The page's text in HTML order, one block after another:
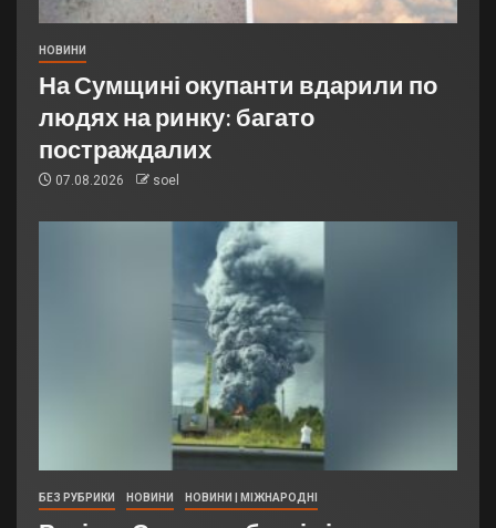
НОВИНИ
На Сумщині окупанти вдарили по
людях на ринку: багато
постраждалих
07.08.2026 soel
БЕЗ РУБРИКИ НОВИНИ НОВИНИ | МІЖНАРОДНІ